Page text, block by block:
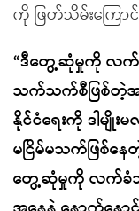
ကို ဖြတ်သိမ်းကြော
“ဒီတွေ့ဆုံမှုကို လက်မ
သက်သက်စီဖြစ်တဲ့အ
နိုင်ငံရေးကို ဒါမျို
မငြိမ်မသက်ဖြစ်န
တွေ့ဆုံမှုကို လက်ခံသွာ